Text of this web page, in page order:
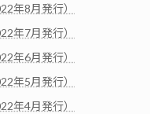
年8月発行）
年7月発行）
年6月発行）
年5月発行）
年4月発行）